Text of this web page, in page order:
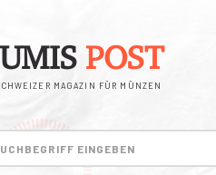
POST
MAGAZIN FÜR MÜNZEN